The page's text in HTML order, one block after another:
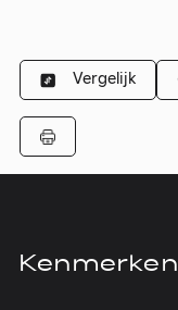
Vergelijk
Kenmerken